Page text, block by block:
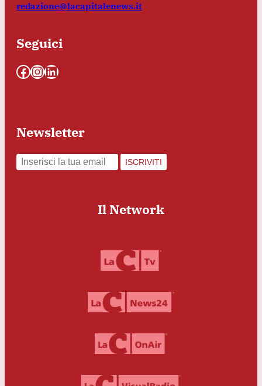
redazione@lacapitalenews.it
Seguici
Facebook InstagramLinkedIn
Newsletter
ISCRIVITI
Il Network